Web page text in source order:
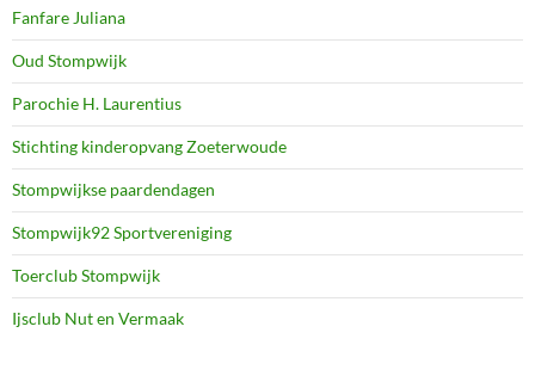
Fanfare Juliana
Oud Stompwijk
Parochie H. Laurentius
Stichting kinderopvang Zoeterwoude
Stompwijkse paardendagen
Stompwijk92 Sportvereniging
Toerclub Stompwijk
Ijsclub Nut en Vermaak